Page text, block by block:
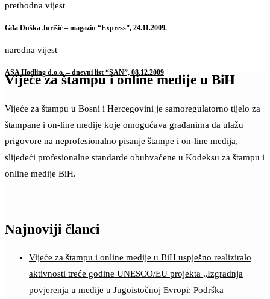
prethodna vijest
Gđa Duška Jurišić – magazin “Express”, 24.11.2009.
naredna vijest
ASA Hodling d.o.o. – dnevni list “SAN”, 08.12.2009
Vijeće za štampu i online medije u BiH
Vijeće za štampu u Bosni i Hercegovini je samoregulatorno tijelo za
štampane i on-line medije koje omogućava građanima da ulažu
prigovore na neprofesionalno pisanje štampe i on-line medija,
slijedeći profesionalne standarde obuhvaćene u Kodeksu za štampu i
online medije BiH.
Najnoviji članci
Vijeće za štampu i online medije u BiH uspješno realiziralo
aktivnosti treće godine UNESCO/EU projekta „Izgradnja
povjerenja u medije u Jugoistočnoj Evropi: Podrška